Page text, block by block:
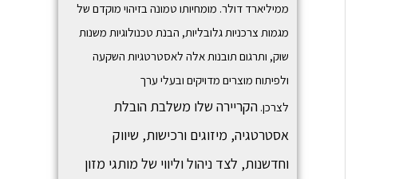
ממיליארד דולר. מומחיותו טמונה בזיהוי מוקדם של
מגמות צרכניות גלובליות, הבנת טכנולוגיות משנות
שוק, ותרגום תובנות אלה לאסטרטגיות השקעה
ולפיתוח מוצרים מדויקים ובעלי ערך
לצרכן. הקריירה שלו משלבת הובלת
אסטרטגיה, מיזוגים ורכישות, שיווק
וחדשנות, לצד ניהול וליווי של מותגי מזון